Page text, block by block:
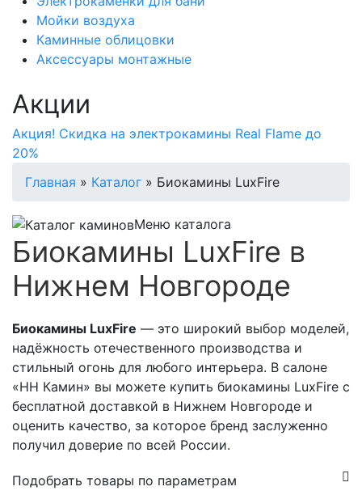
Мойки воздуха
Каминные облицовки
Аксессуары монтажные
Акции
Акция! Скидка на электрокамины Real Flame до
20%
Главная » Каталог » Биокамины LuxFire
Меню каталога
Биокамины LuxFire в
Нижнем Новгороде
Биокамины LuxFire — это широкий выбор моделей,
надёжность отечественного производства и
стильный огонь для любого интерьера. В салоне
«НН Камин» вы можете купить биокамины LuxFire с
бесплатной доставкой в Нижнем Новгороде и
оценить качество, за которое бренд заслуженно
получил доверие по всей России.
Подобрать товары по параметрам